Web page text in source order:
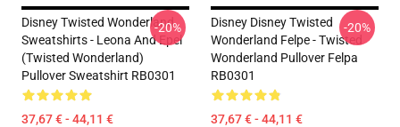
Disney Twisted Wonderland
Sweatshirts - Leona And Epel
(Twisted Wonderland)
Pullover Sweatshirt RB0301
37,67 € - 44,11 €
-20%
Disney Disney Twisted
Wonderland Felpe - Twisted
Wonderland Pullover Felpa
RB0301
37,67 € - 44,11 €
-20%